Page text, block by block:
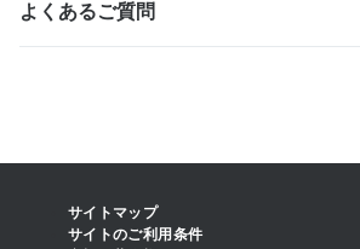
よくあるご質問
サイトマップ
サイトのご利用条件